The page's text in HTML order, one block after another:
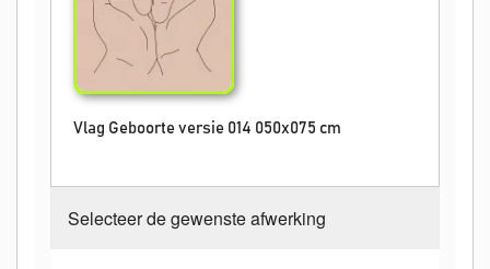
Vlag Geboorte versie 014 050x075 cm
Selecteer de gewenste afwerking